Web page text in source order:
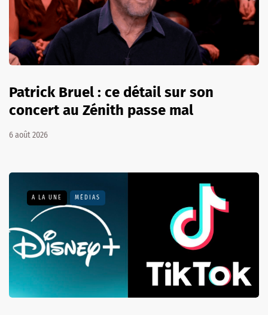
Patrick Bruel : ce détail sur son
concert au Zénith passe mal
6 août 2026
A LA UNE MÉDIAS